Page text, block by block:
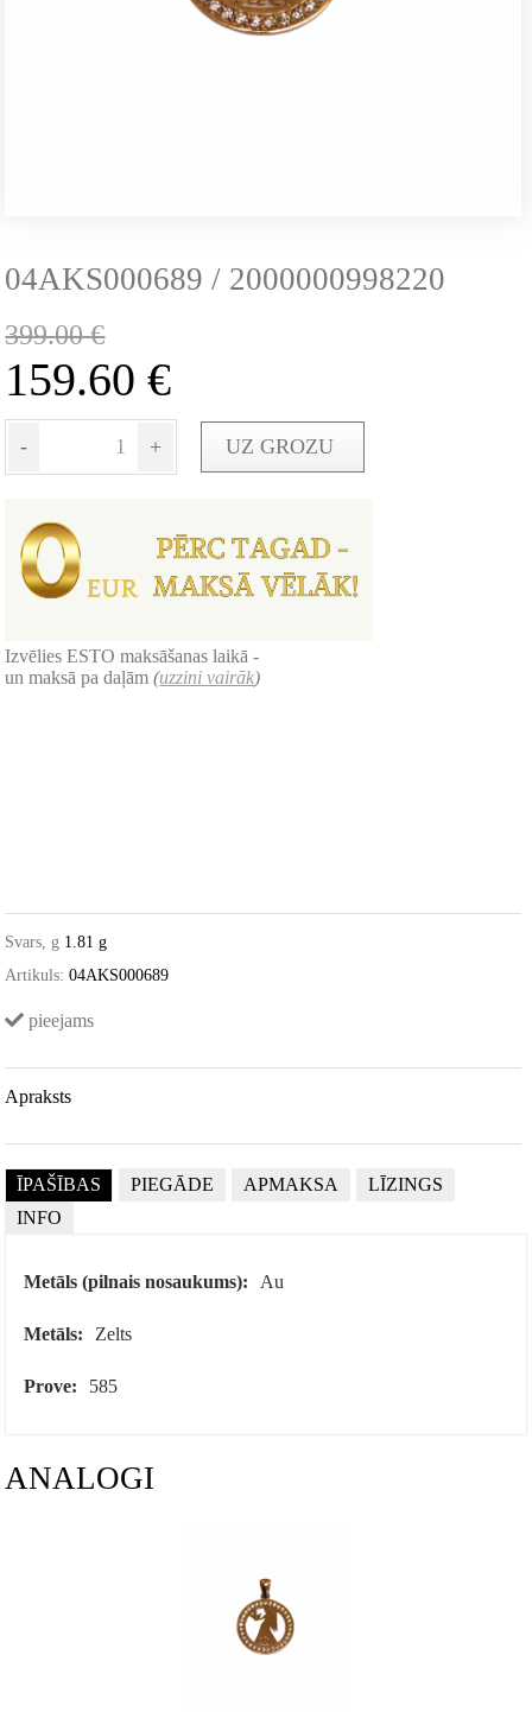
04AKS000689 / 2000000998220
399.00€
159.60€
- + UZ GROZU
Izvēlies ESTO maksāšanas laikā -
un maksā pa daļām(uzzini vairāk)
Svars, g 1.81 g
Artikuls: 04AKS000689
pieejams
Apraksts
ĪPAŠĪBAS PIEGĀDE APMAKSA
LĪZINGS
INFO
Metāls (pilnais nosaukums): Au
Metāls: Zelts
Prove: 585
ANALOGI